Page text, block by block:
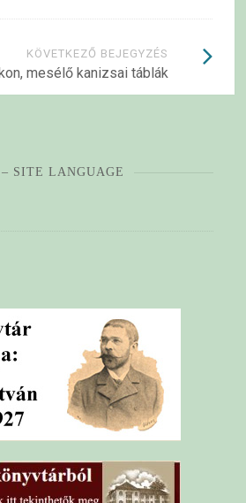
KÖVETKEZŐ BEJEGYZÉS
mesélő kanizsai táblák
SITE LANGUAGE